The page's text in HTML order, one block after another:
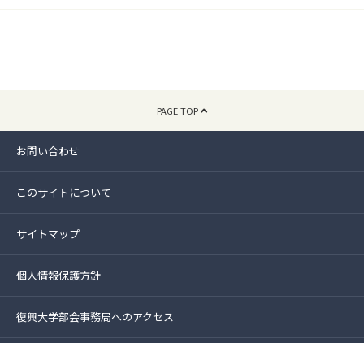
PAGE TOP
お問い合わせ
このサイトについて
サイトマップ
個人情報保護方針
復興大学部会事務局へのアクセス